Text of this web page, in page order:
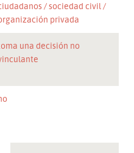
sociedad civil
privada
una decisión no